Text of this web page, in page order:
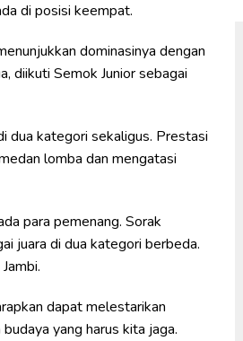
di posisi keempat.
dominasinya dengan
diikuti Semok Junior sebagai
dua kategori sekaligus. Prestasi
lomba dan mengatasi
para pemenang. Sorak
juara di dua kategori berbeda.
dapat melestarikan
yang harus kita jaga.